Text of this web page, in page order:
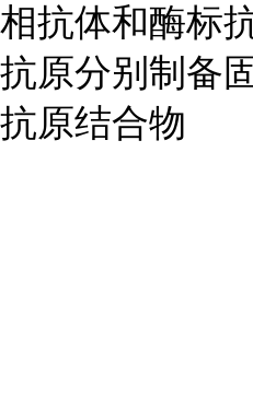
相抗体和酶标
抗原分别制备
抗原结合物